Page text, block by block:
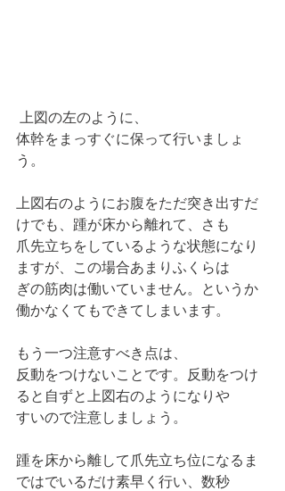
上図の左のように、
体幹をまっすぐに保って行いましょ
う。
上図右のようにお腹をただ突き出すだ
けでも、踵が床から離れて、さも
爪先立ちをしているような状態になり
ますが、この場合あまりふくらは
ぎの筋肉は働いていません。というか
働かなくてもできてしまいます。
もう一つ注意すべき点は、
反動をつけないことです。反動をつけ
ると自ずと上図右のようになりや
すいので注意しましょう。
踵を床から離して爪先立ち位になるま
ではでいるだけ素早く行い、数秒